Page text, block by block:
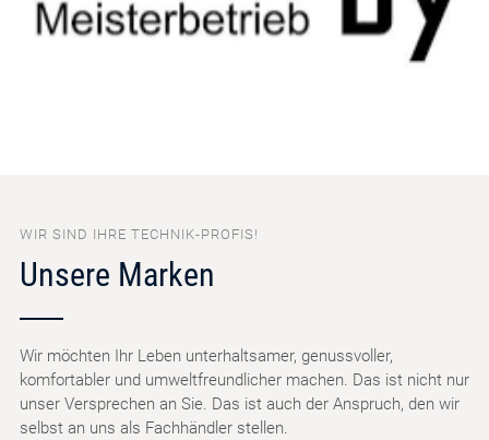
WIR SIND IHRE TECHNIK-PROFIS!
Unsere Marken
Wir möchten Ihr Leben unterhaltsamer, genussvoller,
komfortabler und umweltfreundlicher machen. Das ist nicht nur
unser Versprechen an Sie. Das ist auch der Anspruch, den wir
selbst an uns als Fachhändler stellen.